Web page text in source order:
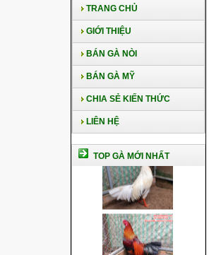
TRANG CHỦ
GIỚI THIỆU
BÁN GÀ NÒI
BÁN GÀ MỸ
CHIA SẺ KIẾN THỨC
LIÊN HỆ
TOP GÀ MỚI NHẤT